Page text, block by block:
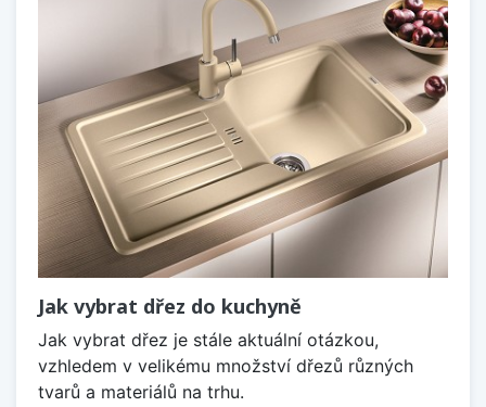
Jak vybrat dřez do kuchyně
Jak vybrat dřez je stále aktuální otázkou,
vzhledem v velikému množství dřezů různých
tvarů a materiálů na trhu.